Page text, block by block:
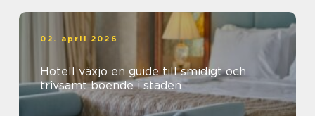
02. april 2026
Hotell växjö en guide till smidigt och
trivsamt boende i staden